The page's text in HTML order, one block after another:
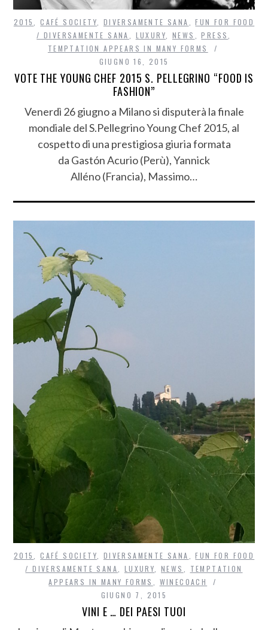
2015 ,CAFÉ SOCIETY DIVERSAMENTE SANA ,FUN FOR FOOD
/ DIVERSAMENTE SANA
LUXURY NEWS ,PRESS
TEMPTATION APPEARS IN MANY FORMS
GIUGNO 16, 2015
VOTE THE YOUNG CHEF 2015 S. PELLEGRINO “FOOD IS
FASHION”
Venerdì 26 giugno a Milano si disputerà la finale
mondiale del S.Pellegrino Young Chef 2015, al
cospetto di una prestigiosa giuria formata
da Gastón Acurio (Perù), Yannick
Alléno (Francia), Massimo…
2015 ,CAFÉ SOCIETY DIVERSAMENTE SANA ,FUN FOR FOOD
/ DIVERSAMENTE SANA
LUXURY ,NEWS
TEMPTATION
APPEARS IN MANY FORMS
WINECOACH
GIUGNO 7, 2015
VINI E … DEI PAESI TUOI